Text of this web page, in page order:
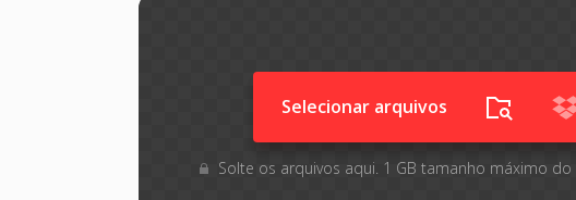
Selecionar arquivos
Solte os arquivos aqui. 1 GB tamanho máximo do